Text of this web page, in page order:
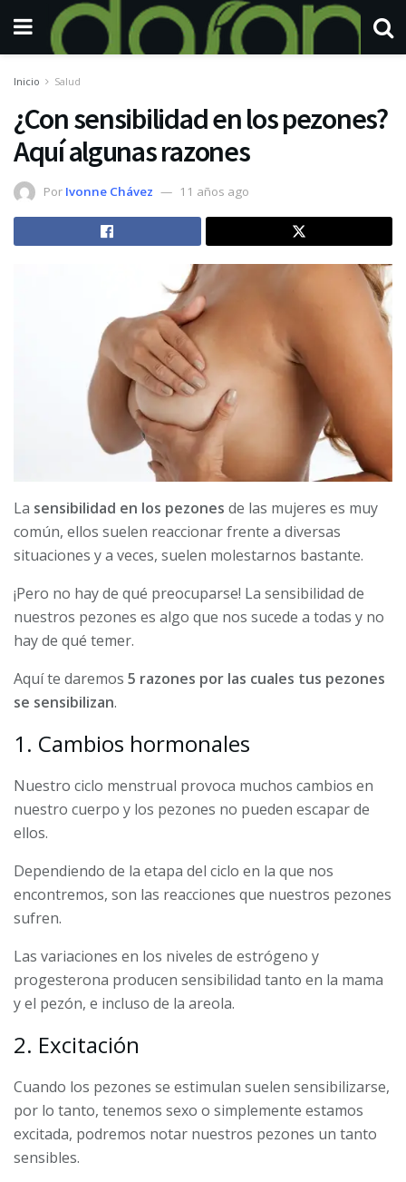
Inicio Salud
¿Con sensibilidad en los pezones?
Aquí algunas razones
Por Ivonne Chávez 11 años ago
La sensibilidad en los pezones de las mujeres es muy
común, ellos suelen reaccionar frente a diversas
situaciones y a veces, suelen molestarnos bastante.
¡Pero no hay de qué preocuparse! La sensibilidad de
nuestros pezones es algo que nos sucede a todas y no
hay de qué temer.
Aquí te daremos 5 razones por las cuales tus pezones
se sensibilizan.
1. Cambios hormonales
Nuestro ciclo menstrual provoca muchos cambios en
nuestro cuerpo y los pezones no pueden escapar de
ellos.
Dependiendo de la etapa del ciclo en la que nos
encontremos, son las reacciones que nuestros pezones
sufren.
Las variaciones en los niveles de estrógeno y
progesterona producen sensibilidad tanto en la mama
y el pezón, e incluso de la areola.
2. Excitación
Cuando los pezones se estimulan suelen sensibilizarse,
por lo tanto, tenemos sexo o simplemente estamos
excitada, podremos notar nuestros pezones un tanto
sensibles.